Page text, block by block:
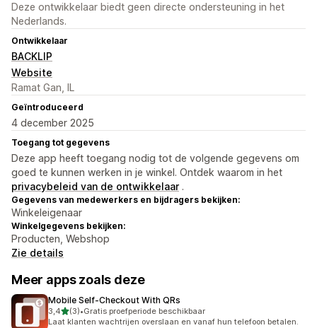
Deze ontwikkelaar biedt geen directe ondersteuning in het
Nederlands.
Ontwikkelaar
BACKLIP
Website
Ramat Gan, IL
Geïntroduceerd
4 december 2025
Toegang tot gegevens
Deze app heeft toegang nodig tot de volgende gegevens om
goed te kunnen werken in je winkel. Ontdek waarom in het
privacybeleid van de ontwikkelaar .
Gegevens van medewerkers en bijdragers bekijken:
Winkeleigenaar
Winkelgegevens bekijken:
Producten, Webshop
Zie details
Meer apps zoals deze
Mobile Self‑Checkout With QRs
3,4van 5 sterren
(3)
3 recensies in totaal
•Gratis proefperiode beschikbaar
Laat klanten wachtrijen overslaan en vanaf hun telefoon betalen.